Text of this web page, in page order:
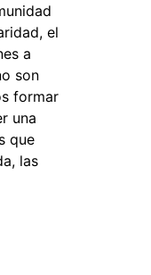
el
a
son
formar
una
que
las